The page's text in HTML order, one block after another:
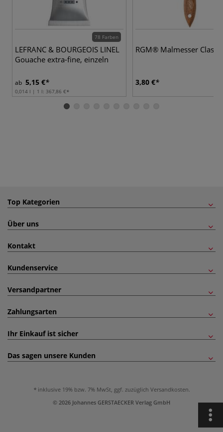
78 Farben
LEFRANC & BOURGEOIS LINEL
Gouache extra-fine, einzeln
ab 5,15 €
0,014 l | 1 l: 367,86 €
RGM® Malmesser
3,80 €
Top Kategorien
Über uns
Kontakt
Kundenservice
Versandpartner
Zahlungsarten
Ihr Einkauf ist sicher
Das sagen unsere Kunden
inklusive 19% bzw. 7% MwSt, ggf. zuzüglich Versandkosten.
© 2026 Johannes GERSTAECKER Verlag GmbH